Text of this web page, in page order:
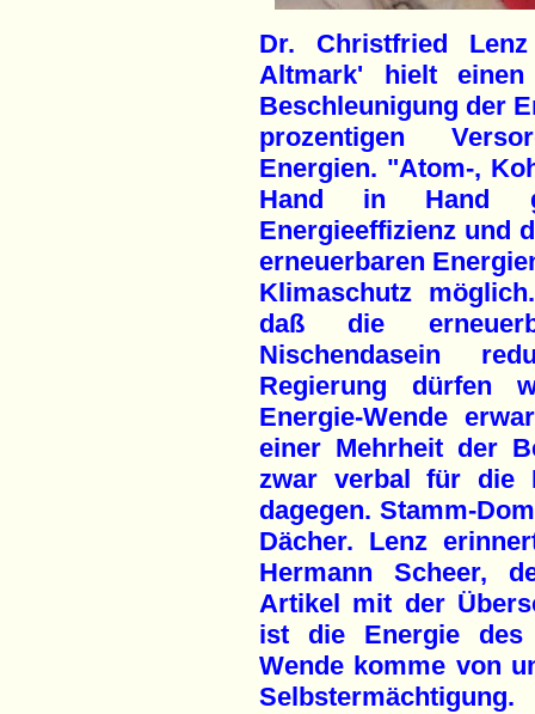
Dr. Christfried
Altmark' hielt
Beschleunigung der
prozentigen
Energien. "Atom-,
Hand in Hand
Energieeffizienz und
erneuerbaren
Klimaschutz
daß die
Nischendasein
Regierung dürfen
Energie-Wende
einer Mehrheit der
zwar verbal für die
dagegen. Stamm-
Dächer. Lenz
Hermann Scheer,
Artikel mit der
ist die Energie des
Wende komme von
Selbstermächtigung.